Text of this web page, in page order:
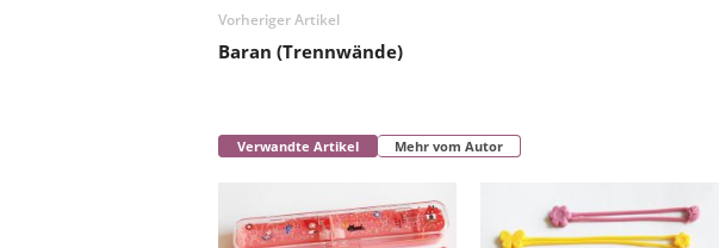
Vorheriger Artikel
Baran (Trennwände)
Verwandte Artikel Mehr vom Autor